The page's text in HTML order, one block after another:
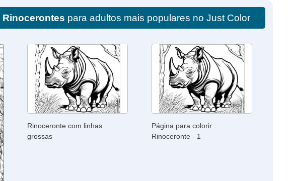
Rinocerontes para adultos mais populares no Just Color
Rinoceronte com linhas
grossas
Página para colorir :
Rinoceronte - 1